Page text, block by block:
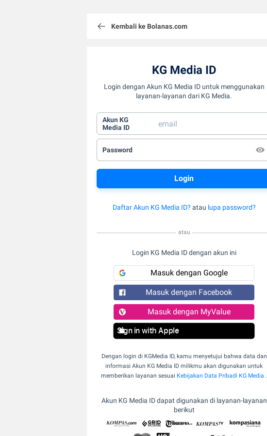
Kembali ke Bolanas.com
KG Media ID
Login dengan Akun KG Media ID untuk menggunakan
layanan-layanan dari KG Media.
Akun KG
Media ID
Password
Daftar Akun KG Media ID? atau lupa password?
atau
Login KG Media ID dengan akun ini
Masuk dengan Google
Masuk dengan Facebook
Masuk dengan MyValue
Sign in with Apple
Dengan login di KGMedia ID, kamu menyetujui bahwa data dan
informasi Akun KG Media ID milikmu akan digunakan untuk
memberikan layanan sesuai Kebijakan Data Pribadi KG Media .
Akun KG Media ID dapat digunakan di layanan-layanan
berikut